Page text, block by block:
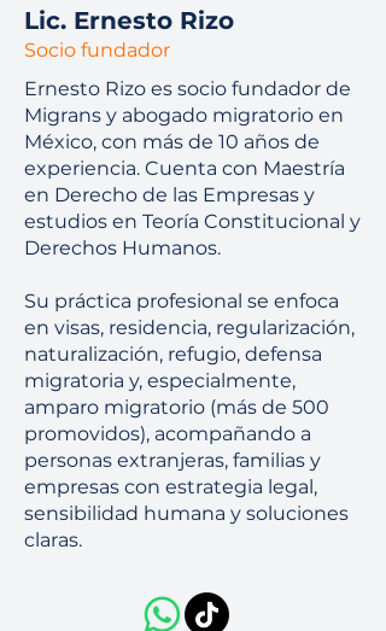
Lic. Ernesto Rizo
Socio fundador
Ernesto Rizo es socio fundador de
Migrans y abogado migratorio en
México, con más de 10 años de
experiencia. Cuenta con Maestría
en Derecho de las Empresas y
estudios en Teoría Constitucional y
Derechos Humanos.
Su práctica profesional se enfoca
en visas, residencia, regularización,
naturalización, refugio, defensa
migratoria y, especialmente,
amparo migratorio (más de 500
promovidos), acompañando a
personas extranjeras, familias y
empresas con estrategia legal,
sensibilidad humana y soluciones
claras.